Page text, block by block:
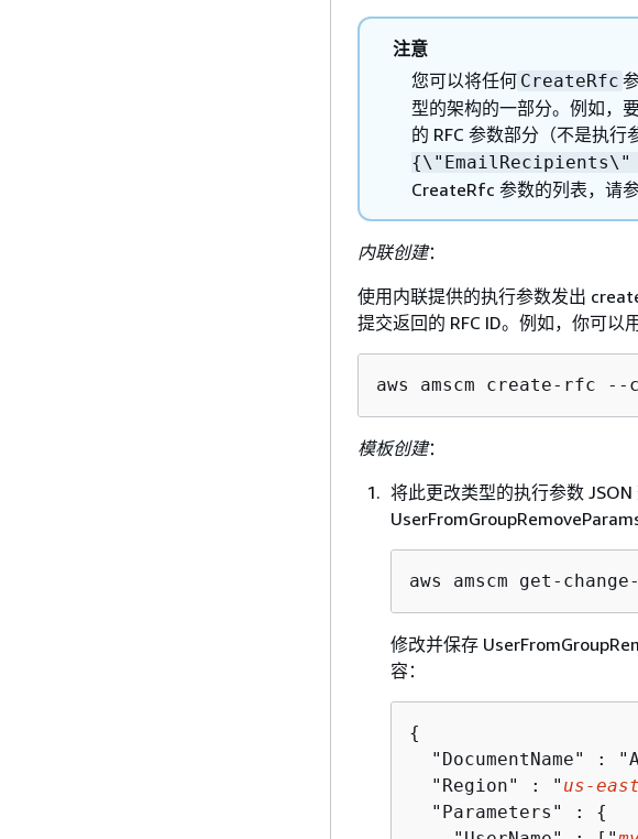
注意
您可以将任何 CreateRfc
型的架构的一部分。例如，
的 RFC 参数部分（不是执行
{\"EmailRecipients\"
CreateRfc 参数的列表，请
内联创建：
使用内联提供的执行参数发出
提交返回的 RFC ID。例如，你可以
aws amscm create-rfc
模板创建：
将此更改类型的执行参数
aws amscm get-change-
修改并保存
容：
{
"DocumentName" :
  "Region" : "
us-
  "Parameters" :
{